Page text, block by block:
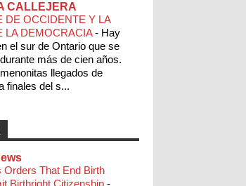
CALLEJERA
DE OCCIDENTE Y LA
LA DEMOCRACIA- Hay
el sur de Ontario que se
más de cien años.
llegados de
finales del s...
Orders That End Birth